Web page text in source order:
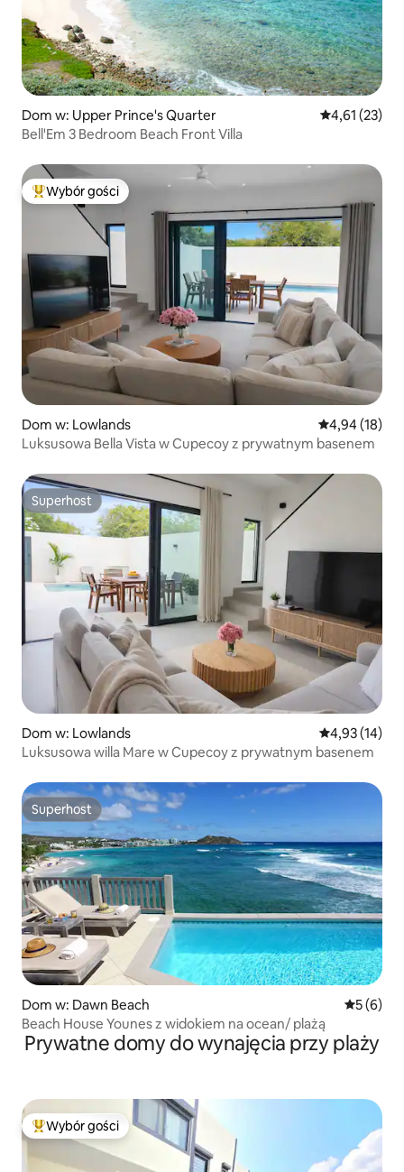
Dom w: Upper Prince's Quarter Średnia
4,61 (23)
Bell'Em 3 Bedroom Beach Front Villa
Najpopularniejsze z kategorii Wybór gości
Wybór gości
Dom w: Lowlands Średnia
4,94 (18)
Luksusowa Bella Vista w Cupecoy z prywatnym basenem
Superhost
Superhost
Dom w: Lowlands Średnia
4,93 (14)
Luksusowa willa Mare w Cupecoy z prywatnym basenem
Superhost
Superhost
Dom w: Dawn Beach Średnia
5 (6)
Beach House Younes z widokiem na ocean/ plażą
Prywatne domy do wynajęcia przy plaży
Najpopularniejsze z kategorii Wybór gości
Wybór gości